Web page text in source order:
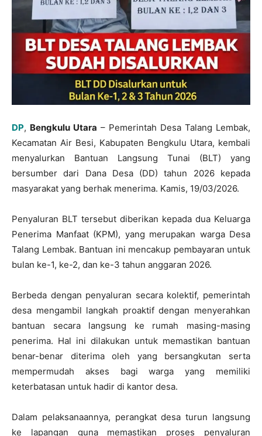
DP, Bengkulu Utara – Pemerintah Desa Talang Lembak,
Kecamatan Air Besi, Kabupaten Bengkulu Utara, kembali
menyalurkan Bantuan Langsung Tunai (BLT) yang
bersumber dari Dana Desa (DD) tahun 2026 kepada
masyarakat yang berhak menerima. Kamis, 19/03/2026.
Penyaluran BLT tersebut diberikan kepada dua Keluarga
Penerima Manfaat (KPM), yang merupakan warga Desa
Talang Lembak. Bantuan ini mencakup pembayaran untuk
bulan ke-1, ke-2, dan ke-3 tahun anggaran 2026.
Berbeda dengan penyaluran secara kolektif, pemerintah
desa mengambil langkah proaktif dengan menyerahkan
bantuan secara langsung ke rumah masing-masing
penerima. Hal ini dilakukan untuk memastikan bantuan
benar-benar diterima oleh yang bersangkutan serta
mempermudah akses bagi warga yang memiliki
keterbatasan untuk hadir di kantor desa.
Dalam pelaksanaannya, perangkat desa turun langsung
ke lapangan guna memastikan proses penyaluran